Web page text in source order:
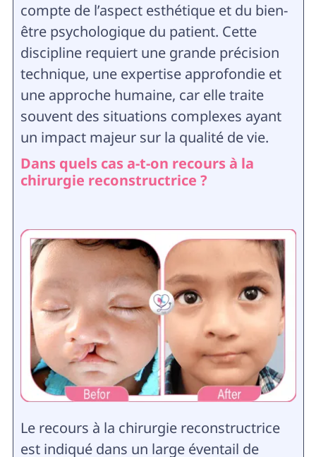
compte de l’aspect esthétique et du bien-
être psychologique du patient. Cette
discipline requiert une grande précision
technique, une expertise approfondie et
une approche humaine, car elle traite
souvent des situations complexes ayant
un impact majeur sur la qualité de vie.
Dans quels cas a-t-on recours à la
chirurgie reconstructrice ?
Le recours à la chirurgie reconstructrice
est indiqué dans un large éventail de